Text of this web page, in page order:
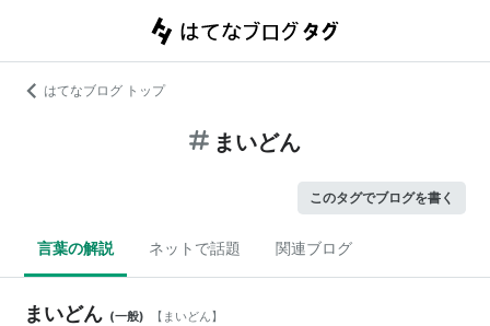
はてなブログ トップ
まいどん
このタグでブログを書く
言葉の解説 ネットで話題 関連ブログ
まいどん (一般) 【 まいどん】